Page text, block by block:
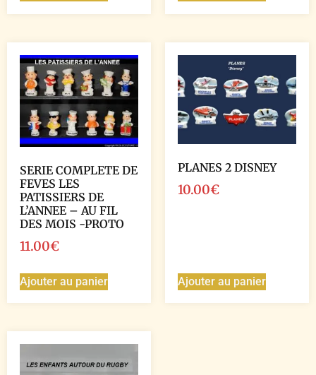
SERIE COMPLETE DE
FEVES LES
PATISSIERS DE
L’ANNEE – AU FIL
DES MOIS -PROTO
11.00€
Ajouter au panier
PLANES 2 DISNEY
10.00€
Ajouter au panier